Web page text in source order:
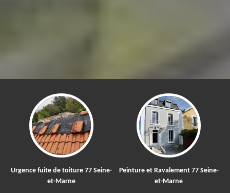
Urgence fuite de toiture 77 Seine-
et-Marne
Peinture et Ravalement 77 Seine-
et-Marne